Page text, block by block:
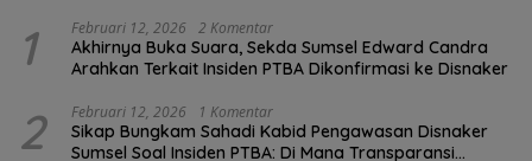
1 Februari 12, 2026 2 Komentar
Akhirnya Buka Suara, Sekda Sumsel Edward Candra
Arahkan Terkait Insiden PTBA Dikonfirmasi ke Disnaker
2 Februari 12, 2026 1 Komentar
Sikap Bungkam Sahadi Kabid Pengawasan Disnaker
Sumsel Soal Insiden PTBA: Di Mana Transparansi